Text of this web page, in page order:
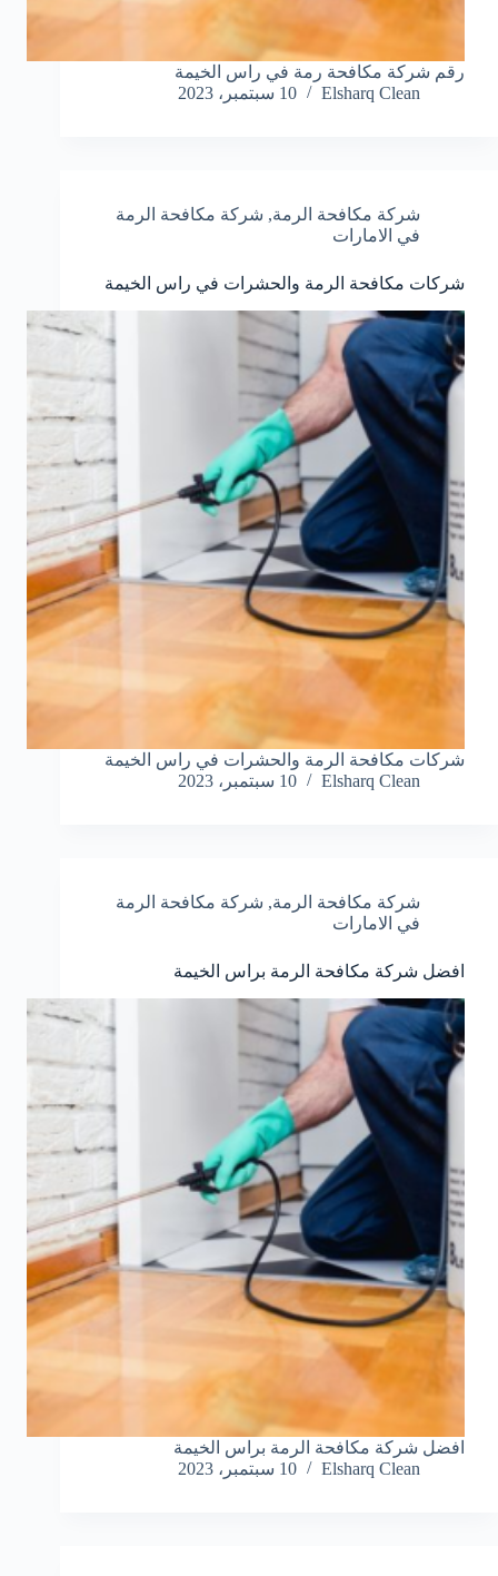
رقم شركة مكافحة رمة في راس الخيمة
Elsharq Clean
10 سبتمبر، 2023
شركة مكافحة الرمة, شركة مكافحة الرمة
في الامارات
شركات مكافحة الرمة والحشرات في راس الخيمة
شركات مكافحة الرمة والحشرات في راس الخيمة
Elsharq Clean
10 سبتمبر، 2023
شركة مكافحة الرمة, شركة مكافحة الرمة
في الامارات
افضل شركة مكافحة الرمة براس الخيمة
افضل شركة مكافحة الرمة براس الخيمة
Elsharq Clean
10 سبتمبر، 2023